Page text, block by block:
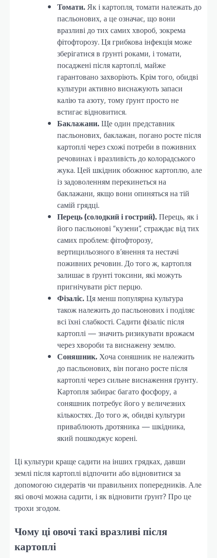
Томати.Як і картопля, томати належать до
пасльонових, а це означає, що вони
вразливі до тих самих хвороб, зокрема
фітофторозу. Ця грибкова інфекція може
зберігатися в ґрунті роками, і томати,
посаджені після картоплі, майже
гарантовано захворіють. Крім того, обидві
культури активно виснажують запаси
калію та азоту, тому ґрунт просто не
встигає відновитися.
Баклажани.Ще один представник
пасльонових, баклажан, погано росте після
картоплі через схожі потреби в поживних
речовинах і вразливість до колорадського
жука. Цей шкідник обожнює картоплю, але
із задоволенням перекинеться на
баклажани, якщо вони опиняться на тій
самій грядці.
Перець (солодкий і гострий).Перець, як і
його пасльонові “кузени”, страждає від тих
самих проблем: фітофторозу,
вертицильозного в’янення та нестачі
поживних речовин. До того ж, картопля
залишає в ґрунті токсини, які можуть
пригнічувати ріст перцю.
Фізаліс.Ця менш популярна культура
також належить до пасльонових і поділяє
всі їхні слабкості. Садити фізаліс після
картоплі — значить ризикувати врожаєм
через хвороби та виснажену землю.
Соняшник.Хоча соняшник не належить
до пасльонових, він погано росте після
картоплі через сильне виснаження ґрунту.
Картопля забирає багато фосфору, а
соняшник потребує його у величезних
кількостях. До того ж, обидві культури
приваблюють дротяника — шкідника,
який пошкоджує корені.
Ці культури краще садити на інших грядках, давши
землі після картоплі відпочити або відновитися за
допомогою сидератів чи правильних попередників. Але
які овочі можна садити, і як відновити ґрунт? Про це
трохи згодом.
Чому ці овочі такі вразливі після
картоплі